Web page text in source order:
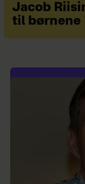
Jacob
til børnene